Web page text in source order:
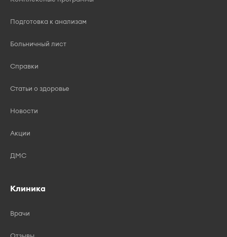
Подготовка к анализам
Больничный лист
Справки
Статьи о здоровье
Новости
Акции
ДМС
Клиника
Врачи